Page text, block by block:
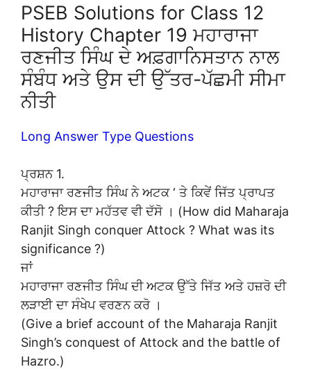
PSEB Solutions for Class 12
History Chapter 19 ਮਹਾਰਾਜਾ
ਰਣਜੀਤ ਸਿੰਘ ਦੇ ਅਫ਼ਗਾਨਿਸਤਾਨ ਨਾਲ
ਸੰਬੰਧ ਅਤੇ ਉਸ ਦੀ ਉੱਤਰ-ਪੱਛਮੀ ਸੀਮਾ
ਨੀਤੀ
Long Answer Type Questions
ਪ੍ਰਸ਼ਨ 1.
ਮਹਾਰਾਜਾ ਰਣਜੀਤ ਸਿੰਘ ਨੇ ਅਟਕ ‘ ਤੇ ਕਿਵੇਂ ਜਿੱਤ ਪ੍ਰਾਪਤ
ਕੀਤੀ ? ਇਸ ਦਾ ਮਹੱਤਵ ਵੀ ਦੱਸੋ । (How did Maharaja
Ranjit Singh conquer Attock ? What was its
significance ?)
ਜਾਂ
ਮਹਾਰਾਜਾ ਰਣਜੀਤ ਸਿੰਘ ਦੀ ਅਟਕ ਉੱਤੇ ਜਿੱਤ ਅਤੇ ਹਜ਼ਰੋ ਦੀ
ਲੜਾਈ ਦਾ ਸੰਖੇਪ ਵਰਣਨ ਕਰੋ ।
(Give a brief account of the Maharaja Ranjit
Singh’s conquest of Attock and the battle of
Hazro.)